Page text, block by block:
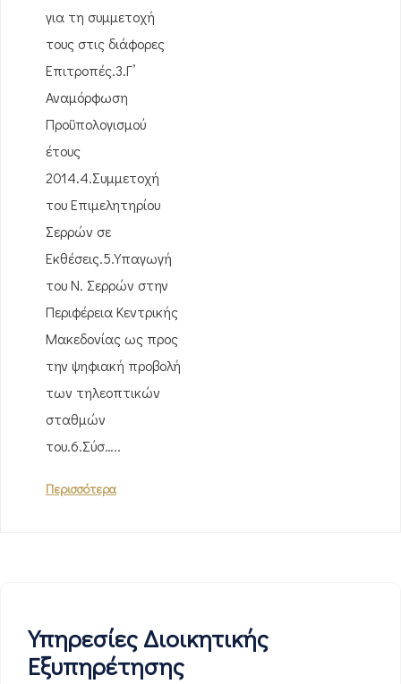
για τη συμμετοχή
τους στις διάφορες
Επιτροπές.3.Γ’
Αναμόρφωση
Προϋπολογισμού
έτους
2014.4.Συμμετοχή
του Επιμελητηρίου
Σερρών σε
Εκθέσεις.5.Υπαγωγή
του Ν. Σερρών στην
Περιφέρεια Κεντρικής
Μακεδονίας ως προς
την ψηφιακή προβολή
των τηλεοπτικών
σταθμών
του.6.Σύσ…..
Περισσότερα
Υπηρεσίες Διοικητικής
Εξυπηρέτησης